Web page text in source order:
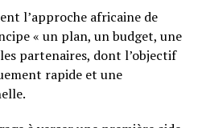
l’approche africaine de
« un plan, un budget, une
partenaires, dont l’objectif
rapide et une